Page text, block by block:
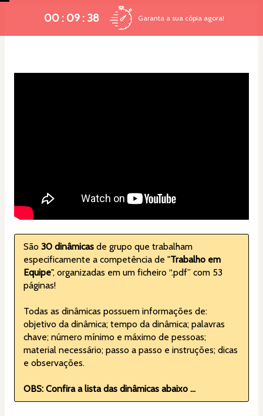
00 : 09 : 37 Garanta a sua cópia agora!
São 30 dinâmicas de grupo que trabalham
especificamente a competência de "Trabalho em
Equipe", organizadas em um ficheiro “.pdf” com 53
páginas!
Todas as dinâmicas possuem informações de:
objetivo da dinâmica; tempo da dinâmica; palavras
chave; número mínimo e máximo de pessoas;
material necessário; passo a passo e instruções; dicas
e observações.
OBS: Confira a lista das dinâmicas abaixo ...